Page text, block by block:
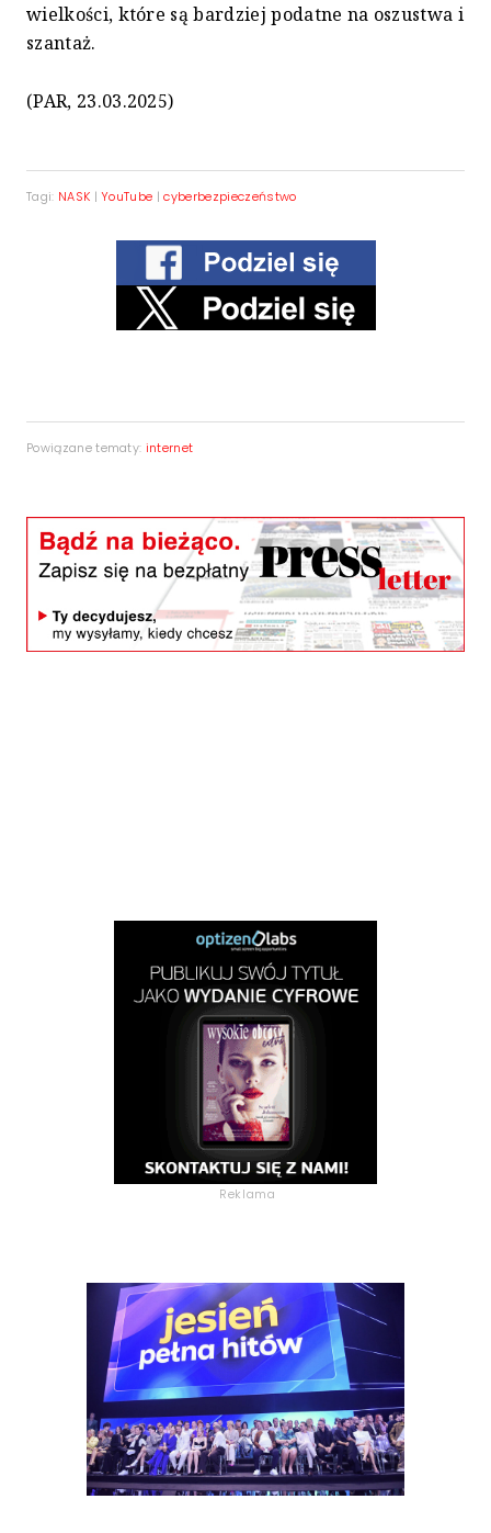
wielkości, które są bardziej podatne na oszustwa i
szantaż.
(PAR, 23.03.2025)
Tagi: NASK |YouTube |cyberbezpieczeństwo
Powiązane tematy: internet
Reklama